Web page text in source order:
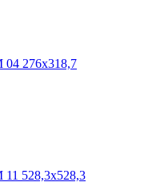
276х318,7
528,3х528,3